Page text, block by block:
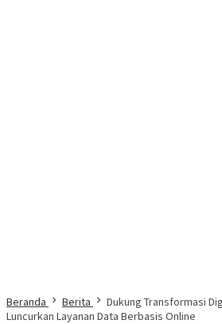
Beranda Berita
Dukung Transformasi
Luncurkan Layanan Data Berbasis Online